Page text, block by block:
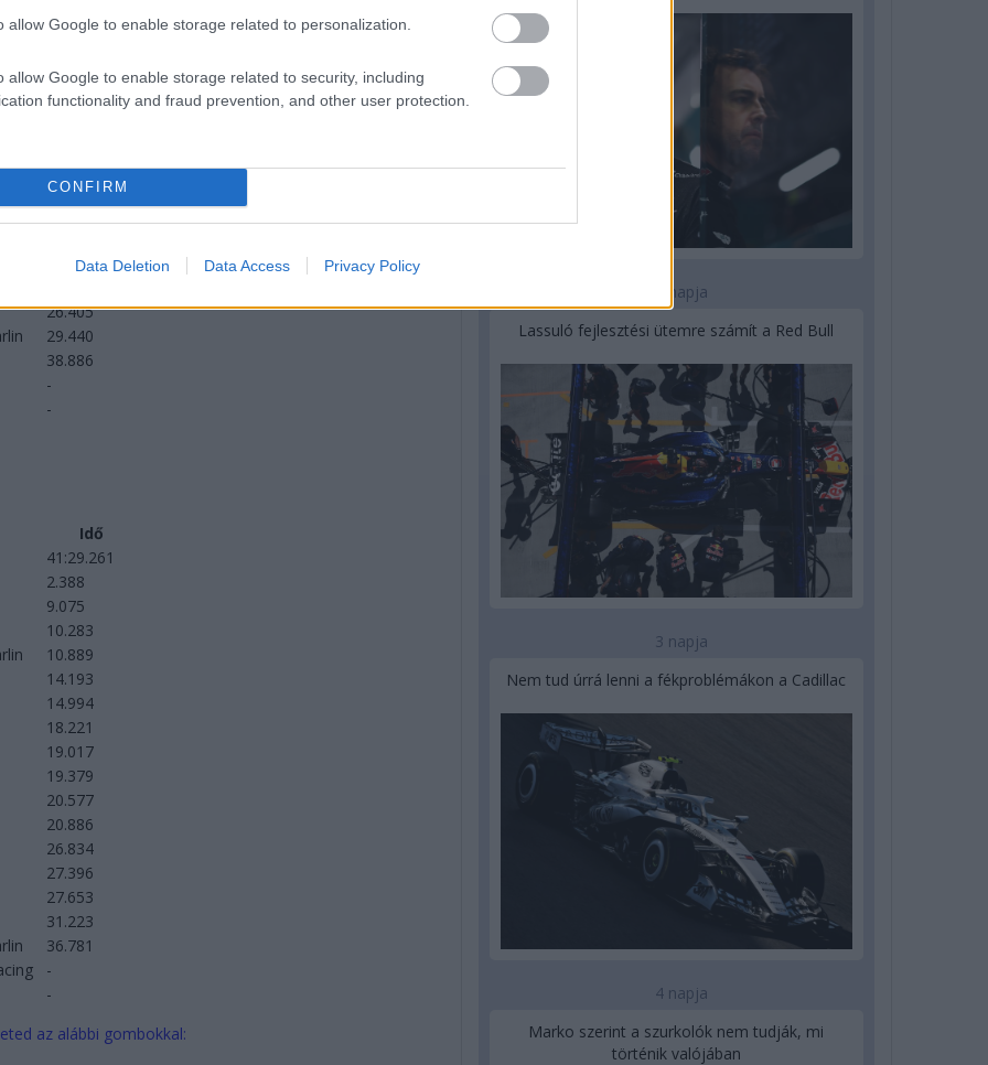
allow Google to enable storage related to personalization.
allow Google to enable storage related to security, including
functionality and fraud prevention, and other user protection.
CONFIRM
Data Deletion Data Access Privacy Policy
4.983
6.026
7.028
11.984
12.958
16.168
22.753
26.405
29.440
38.886
-
-
Idő
41:29.261
2.388
9.075
10.283
10.889
14.193
14.994
18.221
19.017
19.379
20.577
20.886
26.834
27.396
27.653
31.223
36.781
-
-
az alábbi gombokkal:
3 napja
Lassuló fejlesztési ütemre számít a Red Bull
3 napja
Nem tud úrrá lenni a fékproblémákon a Cadillac
4 napja
Marko szerint a szurkolók nem tudják, mi
történik valójában